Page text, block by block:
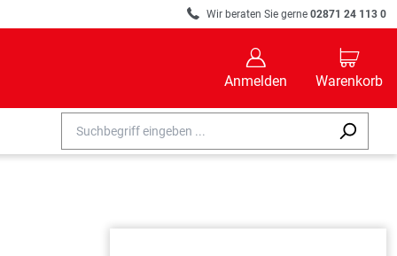
R Wir beraten Sie gerne 02871 24 113 0
B
Anmelden
C
Warenkorb